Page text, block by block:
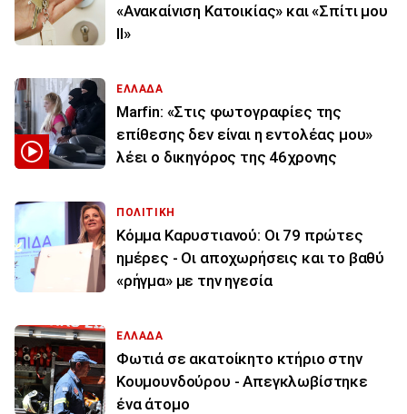
«Ανακαίνιση Κατοικίας» και «Σπίτι μου
ΙΙ»
ΕΛΛΑΔΑ
Marfin: «Στις φωτογραφίες της
επίθεσης δεν είναι η εντολέας μου»
λέει ο δικηγόρος της 46χρονης
ΠΟΛΙΤΙΚΗ
Κόμμα Καρυστιανού: Οι 79 πρώτες
ημέρες - Οι αποχωρήσεις και το βαθύ
«ρήγμα» με την ηγεσία
ΕΛΛΑΔΑ
Φωτιά σε ακατοίκητο κτήριο στην
Κουμουνδούρου - Απεγκλωβίστηκε
ένα άτομο